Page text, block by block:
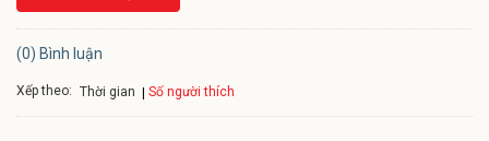
(0) Bình luận
Xếp theo: Thời gian Số người thích